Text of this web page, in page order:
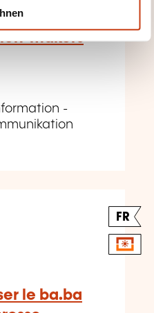
to
makers
-
FR
le ba.ba